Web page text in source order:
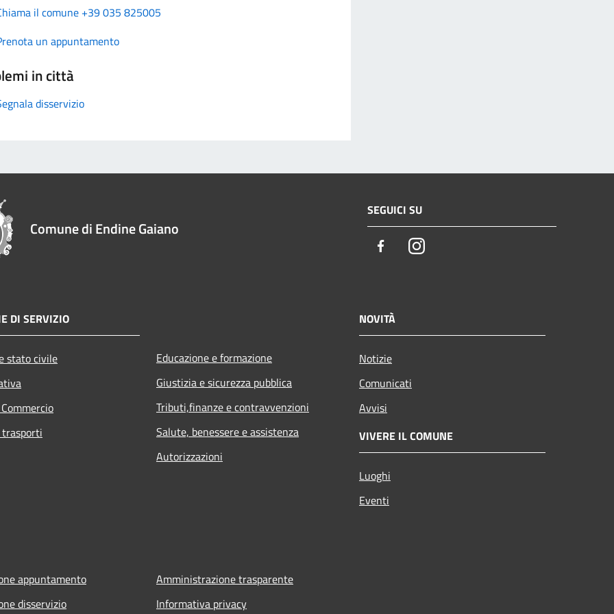
il comune +39 035 825005
un appuntamento
in città
disservizio
Comune di Endine Gaiano
SEGUICI SU
FacebookInstagram
DI SERVIZIO
stato civile
Educazione e formazione
Giustizia e sicurezza pubblica
Tributi,finanze e contravvenzioni
Salute, benessere e assistenza
Autorizzazioni
NOVITÀ
Notizie
Comunicati
Avvisi
VIVERE IL COMUNE
Luoghi
Eventi
appuntamento
disservizio
Amministrazione trasparente
Informativa privacy